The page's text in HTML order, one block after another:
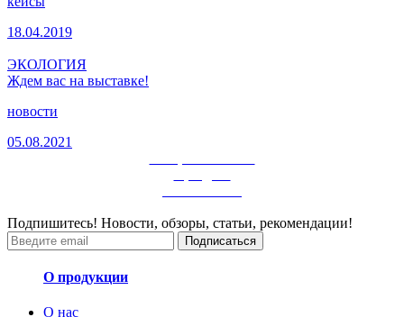
18.04.2019
ЭКОЛОГИЯ
Ждем вас на выставке!
новости
05.08.2021
Подпишитесь! Новости, обзоры, статьи, рекомендации!
Подписаться
О продукции
О нас